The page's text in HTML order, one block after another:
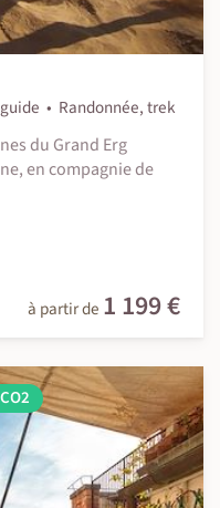
Randonnée, trek
du Grand Erg
en compagnie de
à partir de 1 199 €